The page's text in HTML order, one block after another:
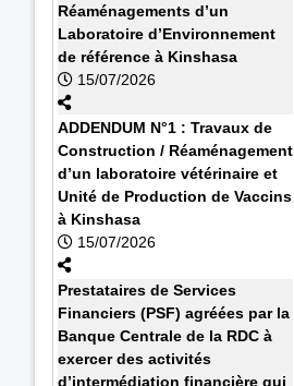
Réaménagements d’un
Laboratoire d’Environnement
de référence à Kinshasa
15/07/2026
ADDENDUM N°1 : Travaux de
Construction / Réaménagement
d’un laboratoire vétérinaire et
Unité de Production de Vaccins
à Kinshasa
15/07/2026
Prestataires de Services
Financiers (PSF) agréées par la
Banque Centrale de la RDC à
exercer des activités
d’intermédiation financière qui